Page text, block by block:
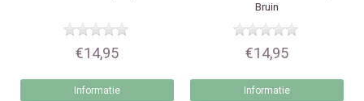
€14,95
Informatie
Bruin
€14,95
Informatie